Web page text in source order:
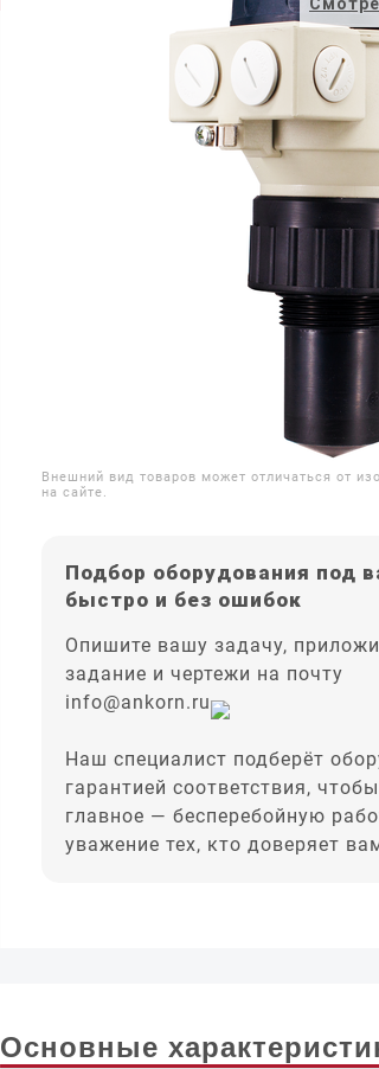
Внешний вид товаров может отличаться от
на сайте.
Подбор оборудования под
быстро и без ошибок
Опишите вашу задачу,
задание и чертежи на почту
info@ankorn.ru
Наш специалист подберёт
гарантией соответствия,
главное — бесперебойную
уважение тех, кто доверяет
Основные